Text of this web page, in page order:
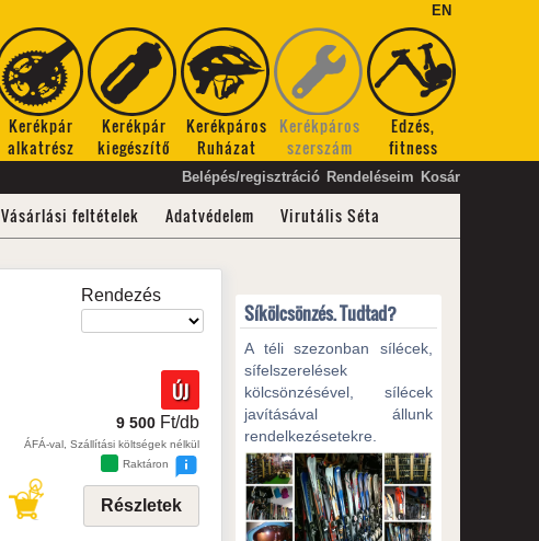
EN
Kerékpár
alkatrész
Kerékpár
kiegészítő
Kerékpáros
Ruházat
Kerékpáros
szerszám
Edzés,
fitness
Belépés/regisztráció Rendeléseim Kosár
Vásárlási feltételek Adatvédelem Virutális Séta
Rendezés
ÚJ
9 500 Ft/db
ÁFÁ-val, Szállítási költségek nélkül
Raktáron
Részletek
Síkölcsönzés. Tudtad?
A téli szezonban sílécek,
sífelszerelések
kölcsönzésével, sílécek
javításával állunk
rendelkezésetekre.